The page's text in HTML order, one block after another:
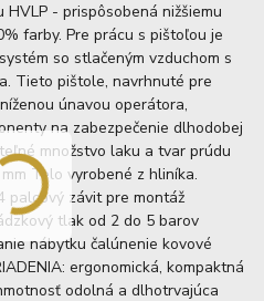
- prispôsobená nižšiemu
farby. Pre prácu s pištoľou je
so stlačeným vzduchom s
Tieto pištole, navrhnuté pre
únavou operátora,
na zabezpečenie dlhodobej
množstvo laku a tvar prúdu
Telo vyrobené z hliníka.
palcový závit pre montáž
tlak od 2 do 5 barov
nábytku čalúnenie kovové
ergonomická, kompaktná
odolná a dlhotrvajúca